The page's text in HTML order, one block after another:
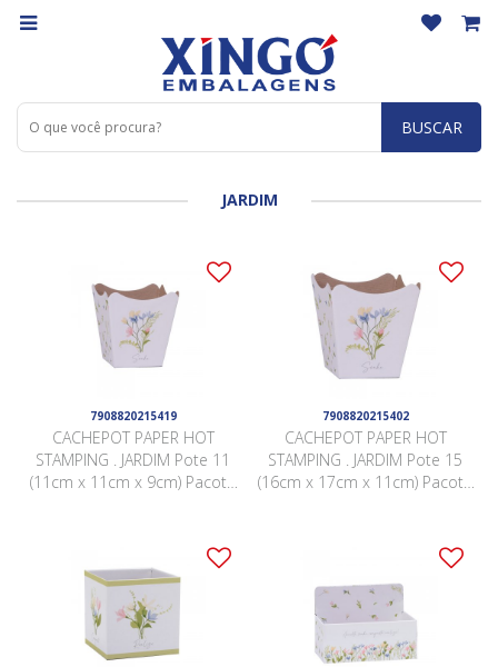
BUSCAR
JARDIM
7908820215419
CACHEPOT PAPER HOT
STAMPING . JARDIM Pote 11
(11cm x 11cm x 9cm) Pacote
7908820215402
CACHEPOT PAPER HOT
STAMPING . JARDIM Pote 15
(16cm x 17cm x 11cm) Pacote